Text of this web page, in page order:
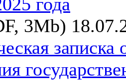
года
3Mb)
записка